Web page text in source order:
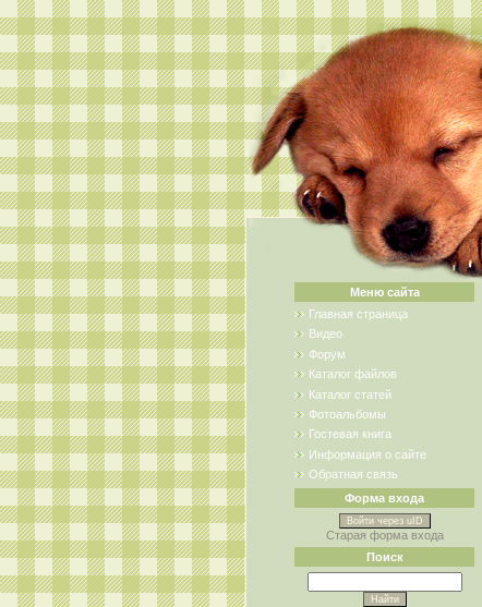
Меню сайта
Главная страница
Видео
Форум
Каталог файлов
Каталог статей
Фотоальбомы
Гостевая книга
Информация о сайте
Обратная связь
Форма входа
Войти через uID
Старая форма входа
Поиск